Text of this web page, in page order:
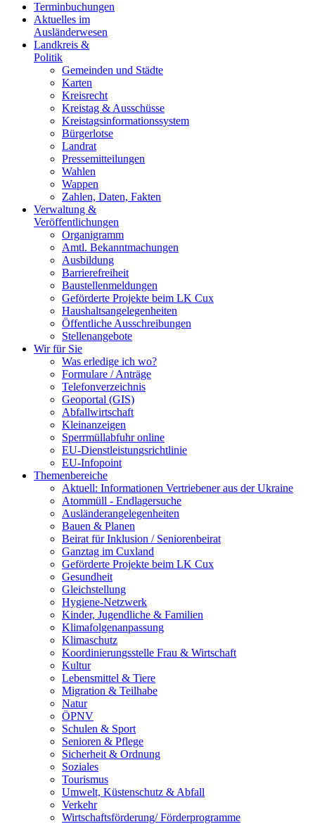
Terminbuchungen
Aktuelles im
Ausländerwesen
Landkreis &
Politik
Gemeinden und Städte
Karten
Kreisrecht
Kreistag & Ausschüsse
Kreistagsinformationssystem
Bürgerlotse
Landrat
Pressemitteilungen
Wahlen
Wappen
Zahlen, Daten, Fakten
Verwaltung &
Veröffentlichungen
Organigramm
Amtl. Bekanntmachungen
Ausbildung
Barrierefreiheit
Baustellenmeldungen
Geförderte Projekte beim LK Cux
Haushaltsangelegenheiten
Öffentliche Ausschreibungen
Stellenangebote
Wir für Sie
Was erledige ich wo?
Formulare / Anträge
Telefonverzeichnis
Geoportal (GIS)
Abfallwirtschaft
Kleinanzeigen
Sperrmüllabfuhr online
EU-Dienstleistungsrichtlinie
EU-Infopoint
Themenbereiche
Aktuell: Informationen Vertriebener aus der Ukraine
Atommüll - Endlagersuche
Ausländerangelegenheiten
Bauen & Planen
Beirat für Inklusion / Seniorenbeirat
Ganztag im Cuxland
Geförderte Projekte beim LK Cux
Gesundheit
Gleichstellung
Hygiene-Netzwerk
Kinder, Jugendliche & Familien
Klimafolgenanpassung
Klimaschutz
Koordinierungsstelle Frau & Wirtschaft
Kultur
Lebensmittel & Tiere
Migration & Teilhabe
Natur
ÖPNV
Schulen & Sport
Senioren & Pflege
Sicherheit & Ordnung
Soziales
Tourismus
Umwelt, Küstenschutz & Abfall
Verkehr
Wirtschaftsförderung/ Förderprogramme